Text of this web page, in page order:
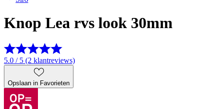
Knop Lea rvs look 30mm
5.0 / 5 (2 klantreviews)
Opslaan in Favorieten